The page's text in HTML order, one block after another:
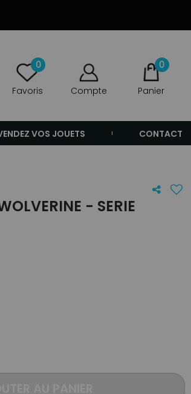
0
Favoris Compte
0
Panier
VOS JOUETS CONTACT
- SERIE